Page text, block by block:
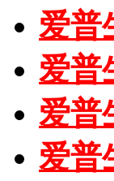
爱普
爱普
爱普
爱普